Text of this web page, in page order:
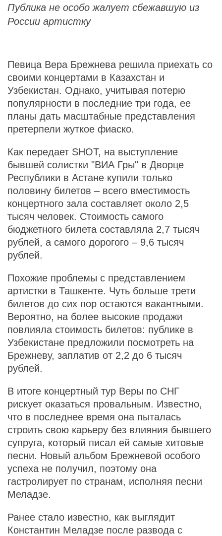
Публика не особо жалует сбежавшую из
России артистку
Певица Вера Брежнева решила приехать со
своими концертами в Казахстан и
Узбекистан. Однако, учитывая потерю
популярности в последние три года, ее
планы дать масштабные представления
претерпели жуткое фиаско.
Как передает SHOT, на выступление
бывшей солистки "ВИА Гры" в Дворце
Республики в Астане купили только
половину билетов – всего вместимость
концертного зала составляет около 2,5
тысяч человек. Стоимость самого
бюджетного билета составляла 2,7 тысяч
рублей, а самого дорогого – 9,6 тысяч
рублей.
Похожие проблемы с представлением
артистки в Ташкенте. Чуть больше трети
билетов до сих пор остаются вакантными.
Вероятно, на более высокие продажи
повлияла стоимость билетов: публике в
Узбекистане предложили посмотреть на
Брежневу, заплатив от 2,2 до 6 тысяч
рублей.
В итоге концертный тур Веры по СНГ
рискует оказаться провальным. Известно,
что в последнее время она пыталась
строить свою карьеру без влияния бывшего
супруга, который писал ей самые хитовые
песни. Новый альбом Брежневой особого
успеха не получил, поэтому она
гастролирует по странам, исполняя песни
Меладзе.
Ранее стало известно, как выглядит
Константин Меладзе после развода с